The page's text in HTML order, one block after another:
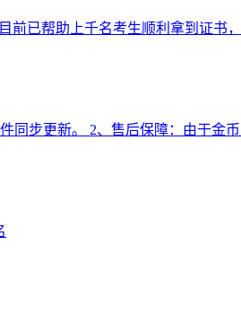
已帮助上千名考生顺利拿到证书，
同步更新。 2、售后保障：由于金